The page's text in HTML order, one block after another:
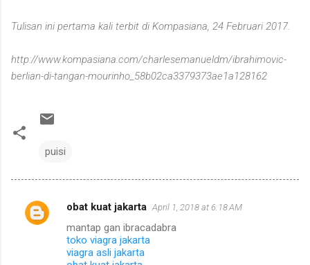
Tulisan ini pertama kali terbit di Kompasiana, 24 Februari 2017.
http://www.kompasiana.com/charlesemanueldm/ibrahimovic-
berlian-di-tangan-mourinho_58b02ca3379373ae1a128162
puisi
C
obat kuat jakarta April 1, 2018 at 6:18 AM
mantap gan ibracadabra
toko viagra jakarta
viagra asli jakarta